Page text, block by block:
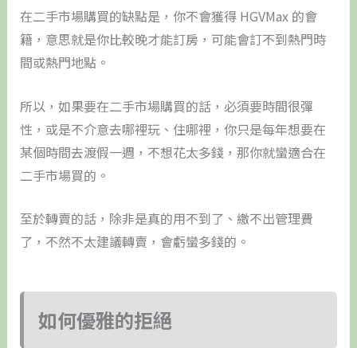
在二手市場購買的缺點是，你不會獲得 HGVMax 的會
籍，意思就是你比較晚才能訂房，可能會訂不到熱門時
間或熱門地點。
所以，如果要在二手市場購買的話，必須要時間很彈
性，或是不介意去哪裡玩、住哪裡，你只是每年想要在
某個時間去渡假一週，不想花太多錢，那你就蠻適合在
二手市場買的。
至於轉賣的話，除非是真的用不到了、繳不出管理費
了，不然不太建議轉賣，會虧蠻多錢的。
如何優雅的拒絕